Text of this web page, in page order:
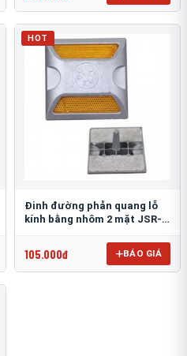
HOT
Đinh đường phản quang lỗ
kính bằng nhôm 2 mặt JSR-
105.000đ BÁO GIÁ